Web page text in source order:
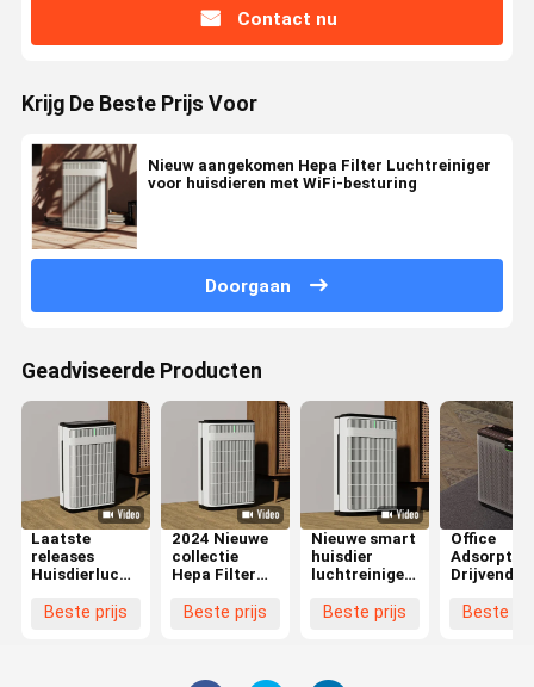
Contact nu
Krijg De Beste Prijs Voor
Nieuw aangekomen Hepa Filter Luchtreiniger
voor huisdieren met WiFi-besturing
Doorgaan
Geadviseerde Producten
Laatste
releases
Huisdierluchtreiniger
Drijvend Haar
Beste prijs
2024 Nieuwe
collectie
Hepa Filter
Huisdierluchtreiniger
Beste prijs
Nieuwe smart
huisdier
luchtreiniger
Hepa huisdier
Beste prijs
Office
Adsorptie
Drijvend
Beste